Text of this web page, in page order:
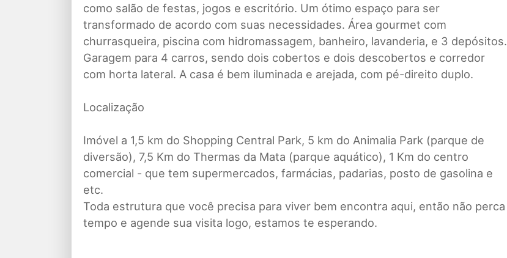
como salão de festas, jogos e escritório. Um ótimo espaço para ser
transformado de acordo com suas necessidades. Área gourmet com
churrasqueira, piscina com hidromassagem, banheiro, lavanderia, e 3 depósitos.
Garagem para 4 carros, sendo dois cobertos e dois descobertos e corredor
com horta lateral. A casa é bem iluminada e arejada, com pé-direito duplo.
Localização
Imóvel a 1,5 km do Shopping Central Park, 5 km do Animalia Park (parque de
diversão), 7,5 Km do Thermas da Mata (parque aquático), 1 Km do centro
comercial - que tem supermercados, farmácias, padarias, posto de gasolina e
etc.
Toda estrutura que você precisa para viver bem encontra aqui, então não perca
tempo e agende sua visita logo, estamos te esperando.